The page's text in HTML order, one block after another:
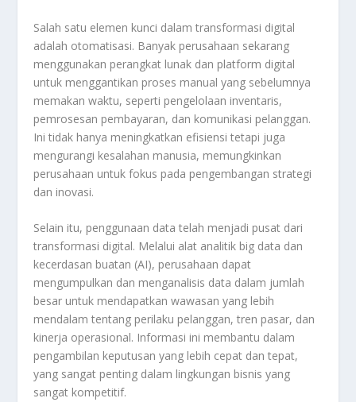
Salah satu elemen kunci dalam transformasi digital
adalah otomatisasi. Banyak perusahaan sekarang
menggunakan perangkat lunak dan platform digital
untuk menggantikan proses manual yang sebelumnya
memakan waktu, seperti pengelolaan inventaris,
pemrosesan pembayaran, dan komunikasi pelanggan.
Ini tidak hanya meningkatkan efisiensi tetapi juga
mengurangi kesalahan manusia, memungkinkan
perusahaan untuk fokus pada pengembangan strategi
dan inovasi.
Selain itu, penggunaan data telah menjadi pusat dari
transformasi digital. Melalui alat analitik big data dan
kecerdasan buatan (AI), perusahaan dapat
mengumpulkan dan menganalisis data dalam jumlah
besar untuk mendapatkan wawasan yang lebih
mendalam tentang perilaku pelanggan, tren pasar, dan
kinerja operasional. Informasi ini membantu dalam
pengambilan keputusan yang lebih cepat dan tepat,
yang sangat penting dalam lingkungan bisnis yang
sangat kompetitif.